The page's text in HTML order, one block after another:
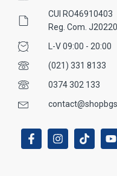
CUI RO46910403
Reg. Com.
L-V 09:00 - 20:00
(021) 331 8133
0374 302 133